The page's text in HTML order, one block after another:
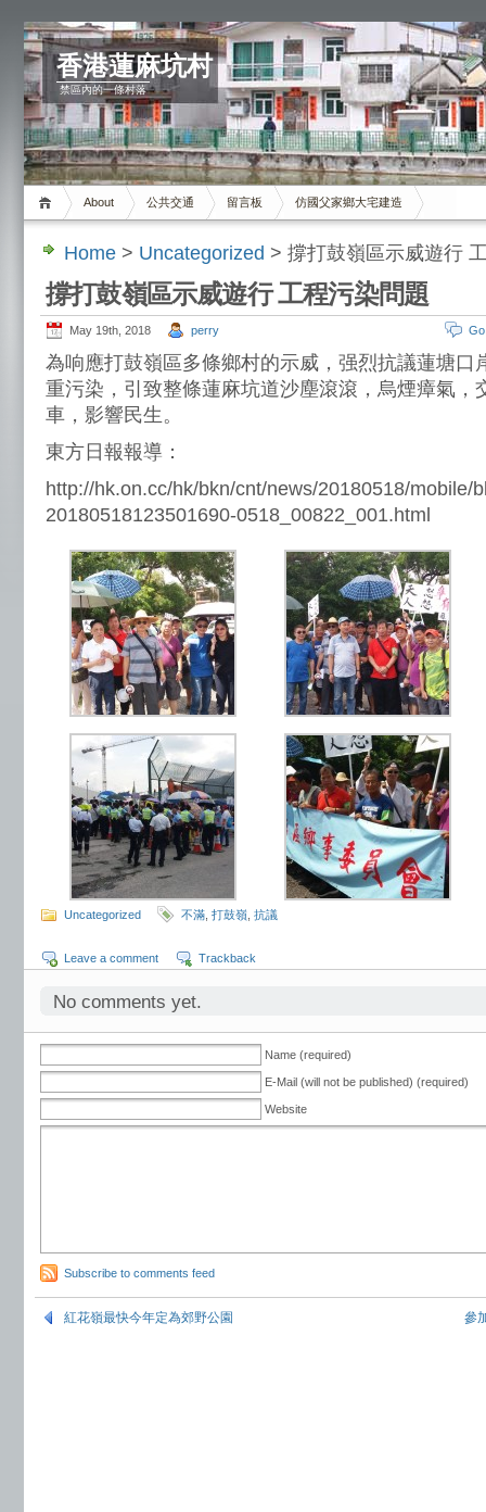
香港蓮麻坑村
禁區內的一條村落
About 公共交通 留言板 仿國父家鄉大宅建造
Home > Uncategorized > 撐打鼓嶺區示威遊行
撐打鼓嶺區示威遊行 工程污染問題
May 19th, 2018 perry
為响應打鼓嶺區多條鄉村的示威，强烈抗議蓮塘口
重污染，引致整條蓮麻坑道沙塵滾滾，烏煙瘴氣，
車，影響民生。
東方日報報導：
http://hk.on.cc/hk/bkn/cnt/news/20180518/mobile/
20180518123501690-0518_00822_001.html
Uncategorized 不滿 打鼓嶺 抗議
Leave a comment Trackback
No comments yet.
Name (required)
E-Mail (will not be published) (required)
Website
Subscribe to comments feed
紅花嶺最快今年定為郊野公園 參